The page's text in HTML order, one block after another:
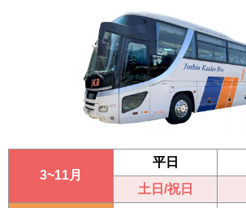
3~11月
平日
土日/祝日